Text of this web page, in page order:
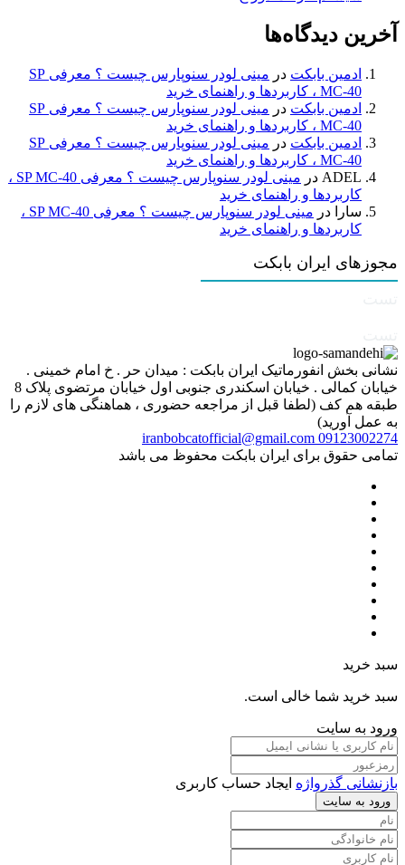
آخرین دیدگاه‌ها
ادمین بابکت در
مینی لودر سنوپارس چیست ؟ معرفی SP
MC-40 ، کاربردها و راهنمای خرید
ادمین بابکت در
مینی لودر سنوپارس چیست ؟ معرفی SP
MC-40 ، کاربردها و راهنمای خرید
ادمین بابکت در
مینی لودر سنوپارس چیست ؟ معرفی SP
MC-40 ، کاربردها و راهنمای خرید
ADEL در
مینی لودر سنوپارس چیست ؟ معرفی SP MC-40 ،
کاربردها و راهنمای خرید
سارا
در
مینی لودر سنوپارس چیست ؟ معرفی SP MC-40 ،
کاربردها و راهنمای خرید
مجوزهای ایران بابکت
نشانی بخش انفورماتیک ایران بابکت : میدان حر . خ امام خمینی .
خیابان کمالی . خیابان اسکندری جنوبی اول خیابان مرتضوی پلاک 8
طبقه هم کف (لطفا قبل از مراجعه حضوری ، هماهنگی های لازم را
به عمل آورید)
09123002274
iranbobcatofficial@gmail.com
تمامی حقوق برای ایران بابکت محفوظ می باشد
سبد خرید
سبد خرید شما خالی است.
ورود به سایت
بازنشانی گذرواژه ایجاد حساب کاربری
ورود به سایت